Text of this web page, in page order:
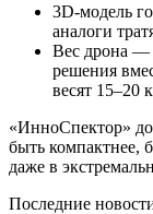
3D‑модель
аналоги
Вес дрона —
решения
весят 15–20
«ИнноСпектор»
быть компактнее,
даже в
Последние